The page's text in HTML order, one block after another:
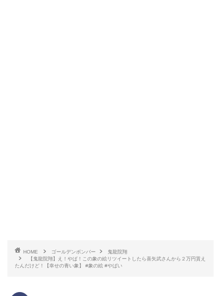
HOME ゴールデンボンバー
鬼龍院翔
【鬼龍院翔】え！やば！この象の絵リツイートしたら喜矢武さんから２万円貰え
たんだけど！【幸せの青い象】 #象の絵 #やばい